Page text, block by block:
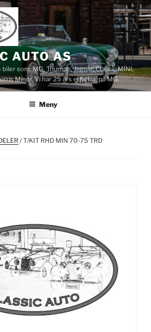
AUTO AS
som: MG, Triumph, Jaguar, Classic MINI,
Minor. Vi har 25 års erfaring på MG.
Meny
/ T/KIT RHD MIN 70-75 TRD